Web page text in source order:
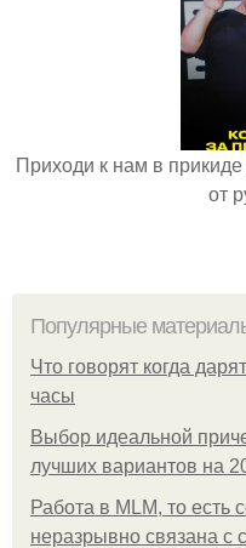
Приходи к нам в
от
Популярные
Что говорят когда
часы
Выбор идеальной
лучших вариантов на
Работа в MLM, то есть
неразрывно связана с